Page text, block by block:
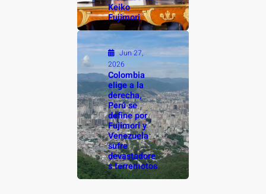
Keiko
Fujimori
Jun 27,
2026
Colombia
elige a la
derecha,
Perú se
define por
Fujimori y
Venezuela
sufre
devastadore
s terremotos